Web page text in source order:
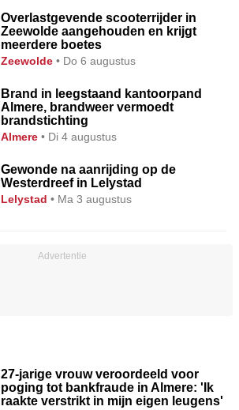
Overlastgevende scooterrijder in
Zeewolde aangehouden en krijgt
meerdere boetes
zeewolde • Do 6 augustus
Brand in leegstaand kantoorpand
Almere, brandweer vermoedt
brandstichting
almere • Di 4 augustus
Gewonde na aanrijding op de
Westerdreef in Lelystad
lelystad • Ma 3 augustus
27-jarige vrouw veroordeeld voor
poging tot bankfraude in Almere: 'Ik
raakte verstrikt in mijn eigen leugens'